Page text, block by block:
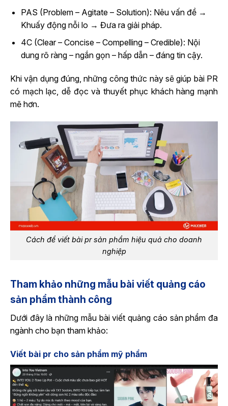
PAS (Problem – Agitate – Solution): Nêu vấn đề →
Khuấy động nỗi lo → Đưa ra giải pháp.
4C (Clear – Concise – Compelling – Credible): Nội
dung rõ ràng – ngắn gọn – hấp dẫn – đáng tin cậy.
Khi vận dụng đúng, những công thức này sẽ giúp bài PR
có mạch lạc, dễ đọc và thuyết phục khách hàng mạnh
mẽ hơn.
Cách để viết bài pr sản phẩm hiệu quả cho doanh
nghiệp
Tham khảo những mẫu bài viết quảng cáo
sản phẩm thành công
Dưới đây là những mẫu bài viết quảng cáo sản phẩm đa
ngành cho bạn tham khảo:
Viết bài pr cho sản phẩm mỹ phẩm